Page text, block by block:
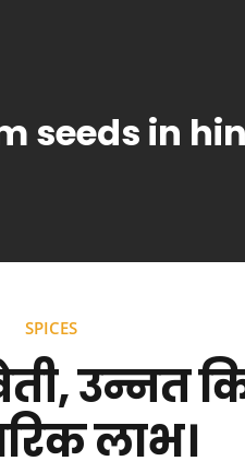
seeds in
SPICES
उन्नत
लाभ।